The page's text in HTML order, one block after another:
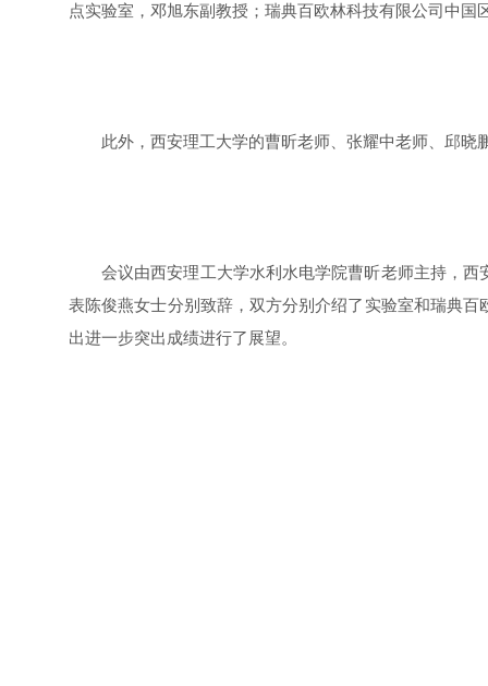
点实验室，邓旭东副教授；瑞典百欧林科技有限公司中
此外，西安理工大学的曹昕老师、张耀中老师、邱
会议由西安理工大学水利水电学院曹昕老师主持，
表陈俊燕女士分别致辞，双方分别介绍了实验室和瑞典
出进一步突出成绩进行了展望。